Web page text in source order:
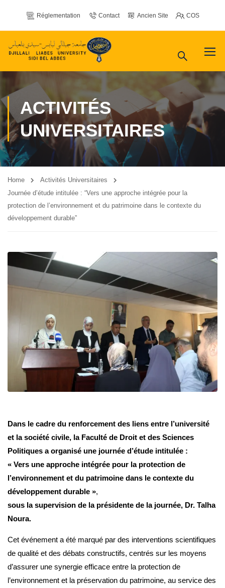
Réglementation Contact Ancien Site COS
ACTIVITÉS
UNIVERSITAIRES
Home
Activités Universitaires
Journée d’étude intitulée : “Vers une approche intégrée pour la
protection de l’environnement et du patrimoine dans le contexte du
développement durable”
Dans le cadre du renforcement des liens entre l’université
et la société civile, la Faculté de Droit et des Sciences
Politiques a organisé une journée d’étude intitulée :
« Vers une approche intégrée pour la protection de
l’environnement et du patrimoine dans le contexte du
développement durable »,
sous la supervision de la présidente de la journée, Dr. Talha
Noura.
Cet événement a été marqué par des interventions scientifiques
de qualité et des débats constructifs, centrés sur les moyens
d’assurer une synergie efficace entre la protection de
l’environnement et la préservation du patrimoine, au service des